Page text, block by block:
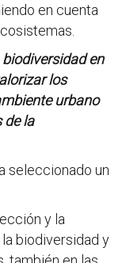
en cuenta
en
los
urbano
de la
seleccionado un
y la
biodiversidad y